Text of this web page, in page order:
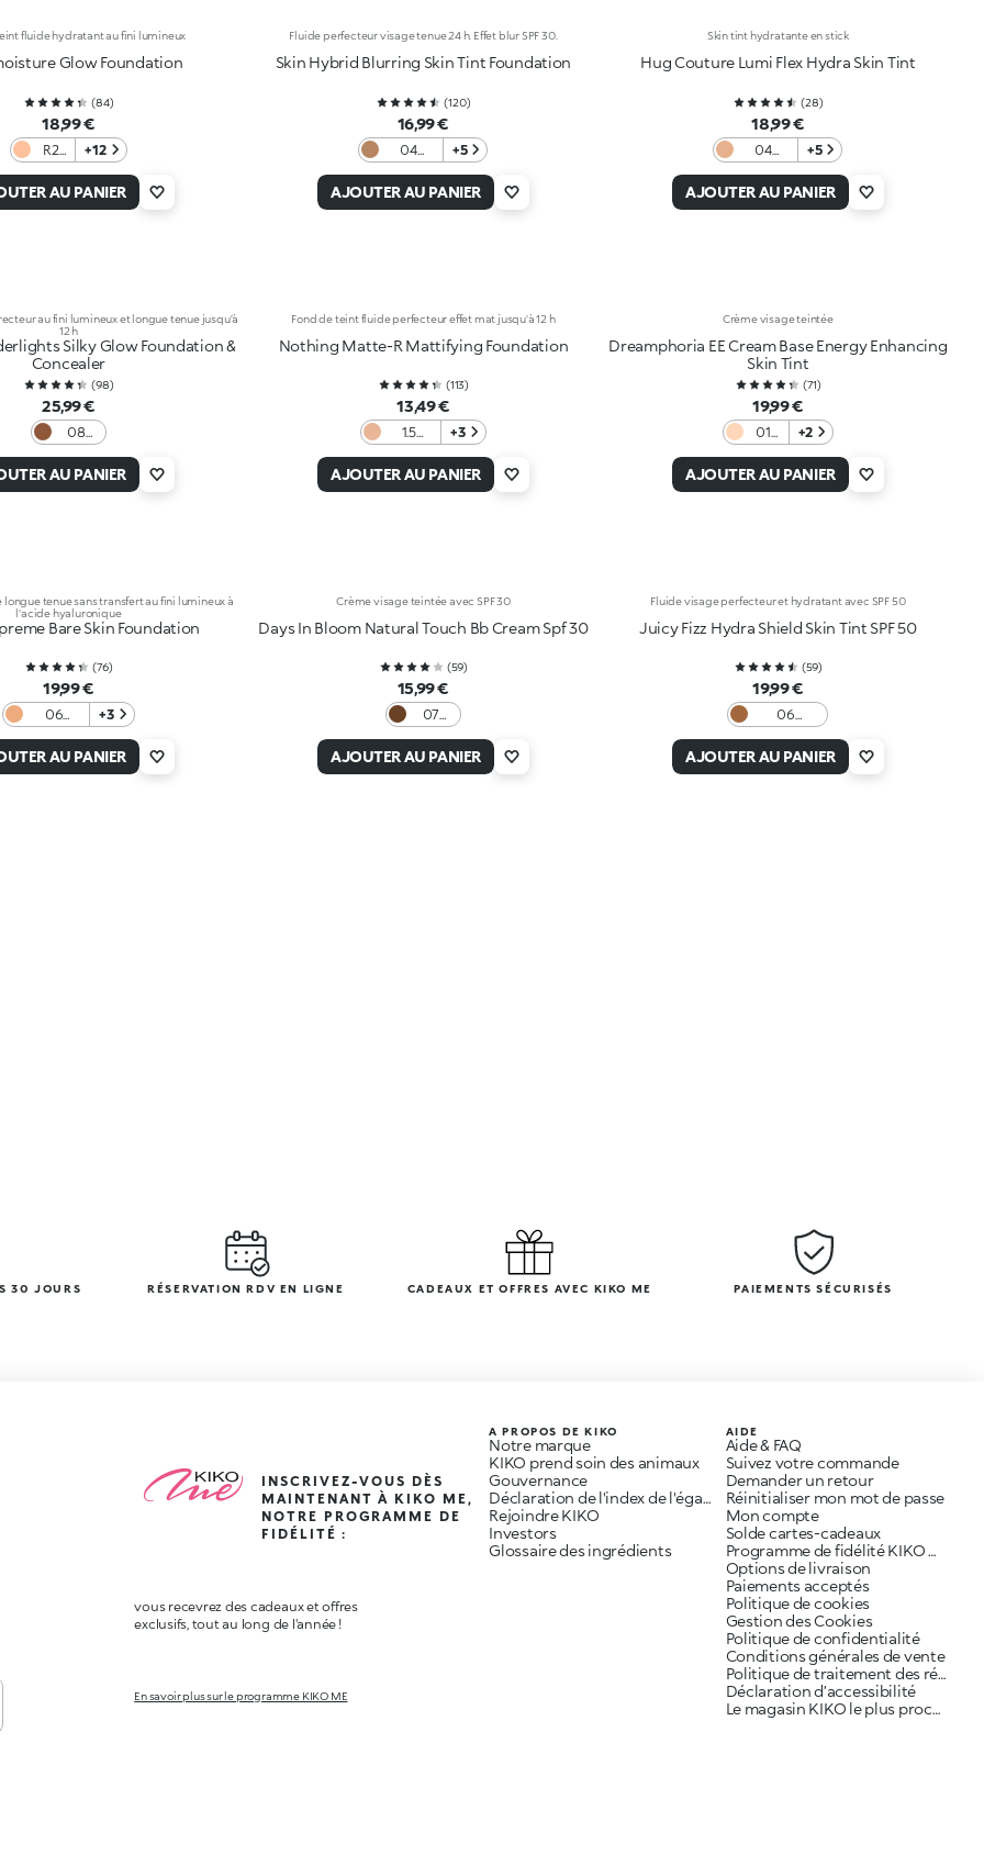
fluide hydratant au fini lumineux
Glow Foundation
(84)
18,99 €
R2
Rose
+12
AU PANIER
Fluide perfecteur visage tenue 24 h. Effet blur SPF 30.
Skin Hybrid Blurring Skin Tint Foundation
(120)
16,99 €
04
Warm
Almond
+5
AJOUTER AU PANIER
Skin tint hydratante en stick
Hug Couture Lumi Flex Hydra Skin Tint
(28)
18,99 €
04
Almond
+5
AJOUTER AU PANIER
au fini lumineux et longue tenue jusqu’à
12 h
Silky Glow Foundation &
Concealer
(98)
25,99 €
08
AU PANIER
Fond de teint fluide perfecteur effet mat jusqu'à 12 h
Nothing Matte-R Mattifying Foundation
(113)
13,49 €
1.5
+3
AJOUTER AU PANIER
Crème visage teintée
Dreamphoria EE Cream Base Energy Enhancing
Skin Tint
(71)
19,99 €
01
+2
AJOUTER AU PANIER
longue tenue sans transfert au fini lumineux à
l'acide hyaluronique
Bare Skin Foundation
(76)
19,99 €
06
+3
AU PANIER
Crème visage teintée avec SPF 30
Days In Bloom Natural Touch Bb Cream Spf 30
(59)
15,99 €
07
AJOUTER AU PANIER
Fluide visage perfecteur et hydratant avec SPF 50
Juicy Fizz Hydra Shield Skin Tint SPF 50
(59)
19,99 €
06
AJOUTER AU PANIER
30 JOURS RÉSERVATION RDV EN LIGNE CADEAUX ET OFFRES AVEC KIKO ME PAIEMENTS SÉCURISÉS
INSCRIVEZ-VOUS DÈS
MAINTENANT À KIKO ME,
NOTRE PROGRAMME DE
FIDÉLITÉ :
vous recevrez des cadeaux et offres
exclusifs, tout au long de l'année !
En savoir plus sur le programme KIKO ME
A PROPOS DE KIKO
Notre marque
KIKO prend soin des animaux
Gouvernance
Déclaration de l'index de l'égalité professionnelle
Rejoindre KIKO
Investors
Glossaire des ingrédients
AIDE
Aide & FAQ
Suivez votre commande
Demander un retour
Réinitialiser mon mot de passe
Mon compte
Solde cartes-cadeaux
Programme de fidélité KIKO ME
Options de livraison
Paiements acceptés
Politique de cookies
Gestion des Cookies
Politique de confidentialité
Conditions générales de vente
Politique de traitement des réclamations
Déclaration d’accessibilité
Le magasin KIKO le plus proche